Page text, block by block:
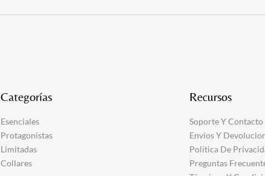
Categorías
Esenciales
Protagonistas
Limitadas
Collares
Recursos
Soporte Y Contacto
Envíos Y
Política De
Preguntas